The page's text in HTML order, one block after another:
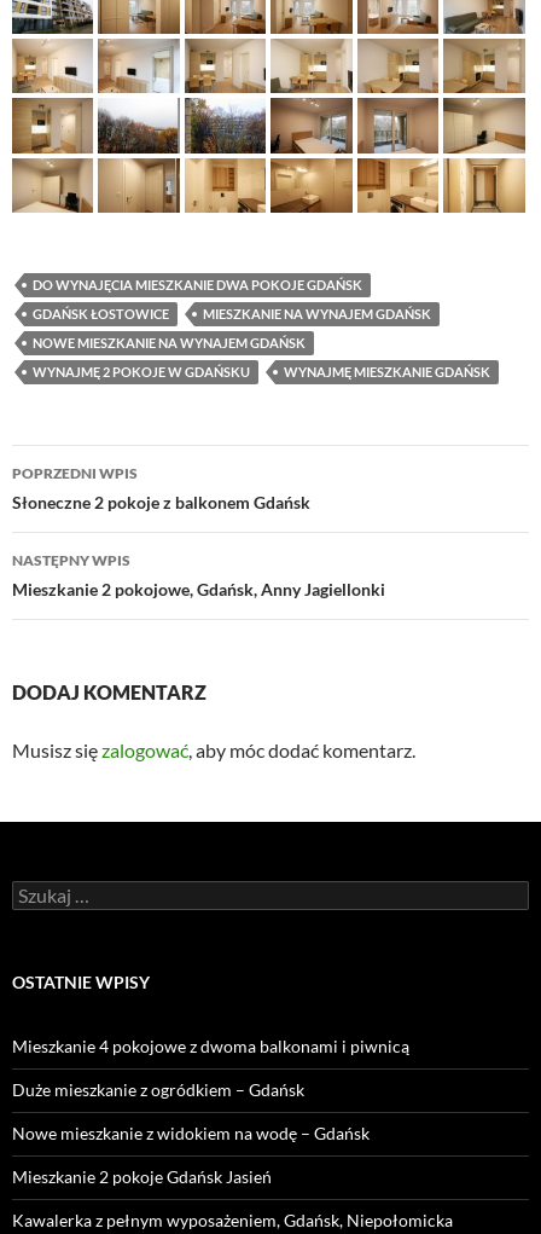
DO WYNAJĘCIA MIESZKANIE DWA POKOJE GDAŃSK
GDAŃSK ŁOSTOWICE
MIESZKANIE NA WYNAJEM GDAŃSK
NOWE MIESZKANIE NA WYNAJEM GDAŃSK
WYNAJMĘ 2 POKOJE W GDAŃSKU
WYNAJMĘ MIESZKANIE GDAŃSK
Nawigacja
wpisu
POPRZEDNI WPIS
Słoneczne 2 pokoje z balkonem Gdańsk
NASTĘPNY WPIS
Mieszkanie 2 pokojowe, Gdańsk, Anny Jagiellonki
DODAJ KOMENTARZ
Musisz sięzalogować, aby móc dodać komentarz.
Szukaj:
OSTATNIE WPISY
Mieszkanie 4 pokojowe z dwoma balkonami i piwnicą
Duże mieszkanie z ogródkiem – Gdańsk
Nowe mieszkanie z widokiem na wodę – Gdańsk
Mieszkanie 2 pokoje Gdańsk Jasień
Kawalerka z pełnym wyposażeniem, Gdańsk, Niepołomicka